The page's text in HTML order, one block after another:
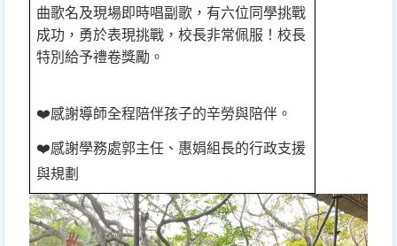
曲歌名及現場即時唱副歌，有六位同學挑戰
成功，勇於表現挑戰，校長非常佩服！校長
特別給予禮卷獎勵。
❤感謝導師全程陪伴孩子的辛勞與陪伴。
❤感謝學務處郭主任、惠娟組長的行政支援
與規劃